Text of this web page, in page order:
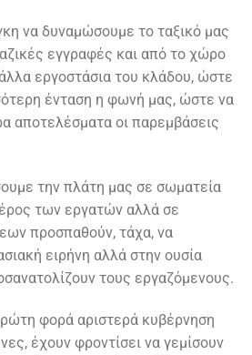
να δυναμώσουμε το ταξικό μας
εγγραφές και από το χώρο
εργοστάσια του κλάδου, ώστε
ένταση η φωνή μας, ώστε να
αποτελέσματα οι παρεμβάσεις
την πλάτη μας σε σωματεία
των εργατών αλλά σε
προσπαθούν, τάχα, να
ειρήνη αλλά στην ουσία
τους εργαζόμενους.
φορά αριστερά κυβέρνηση
έχουν φροντίσει να γεμίσουν